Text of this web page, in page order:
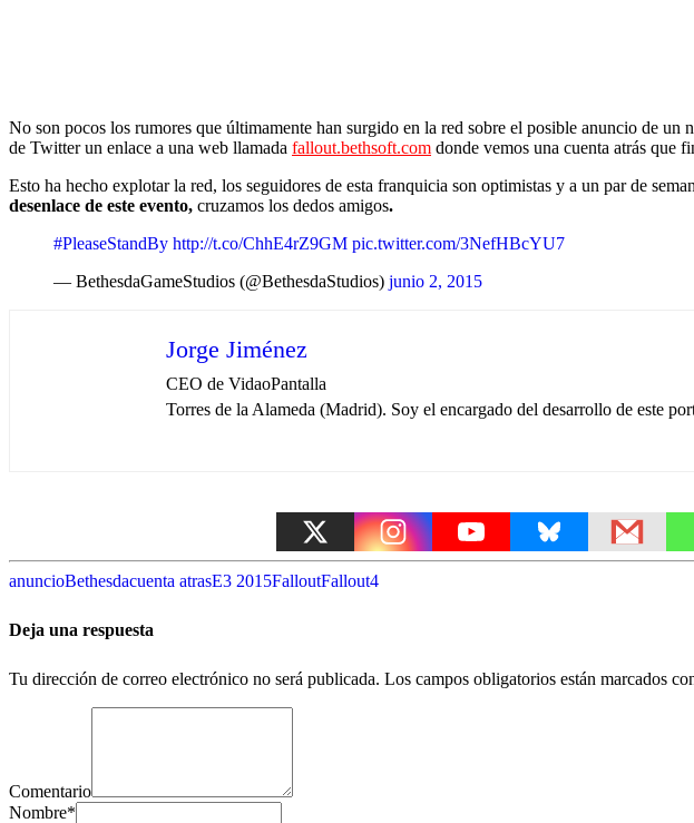
No son pocos los rumores que últimamente han surgido en la red sobre el posible anuncio de un
de Twitter un enlace a una web llamada fallout.bethsoft.com donde vemos una cuenta atrás que
Esto ha hecho explotar la red, los seguidores de esta franquicia son optimistas y a un par de
desenlace de este evento, cruzamos los dedos amigos.
#PleaseStandBy http://t.co/ChhE4rZ9GM pic.twitter.com/3NefHBcYU7
— BethesdaGameStudios (@BethesdaStudios) junio 2, 2015
Jorge Jiménez
CEO de VidaoPantalla
Torres de la Alameda (Madrid). Soy el encargado del desarrollo de este
anuncioBethesdacuenta atrasE3 2015FalloutFallout4
Deja una respuesta
Tu dirección de correo electrónico no será publicada. Los campos obligatorios están marcados
Comentario
Nombre*